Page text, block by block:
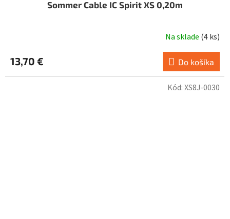
Sommer Cable IC Spirit XS 0,20m
Na sklade (4 ks)
13,70 € Do košíka
Kód:XS8J-0030